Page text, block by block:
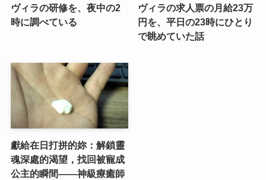
ヴィラの研修を、夜中の2
時に調べている
ヴィラの求人票の月給23万
円を、平日の23時にひとり
で眺めていた話
獻給在日打拼的妳：解鎖靈
魂深處的渴望，找回被寵成
公主的瞬間——神級療癒師